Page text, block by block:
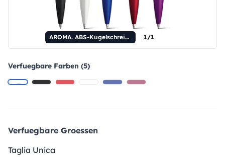
AROMA. ABS-Kugelschreiber mit Drehmechanismus. 1/1
Verfuegbare Farben (5)
Verfuegbare Groessen
Taglia Unica